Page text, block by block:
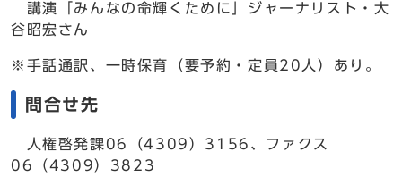
講演「みんなの命輝くために」ジャーナリスト・大
谷昭宏さん
※手話通訳、一時保育（要予約・定員20人）あり。
問合せ先
人権啓発課06（4309）3156、ファクス
06（4309）3823